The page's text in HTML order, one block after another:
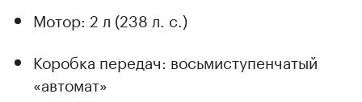
Мотор: 2 л (238 л. с.)
Коробка передач: восьмиступенчатый
«автомат»